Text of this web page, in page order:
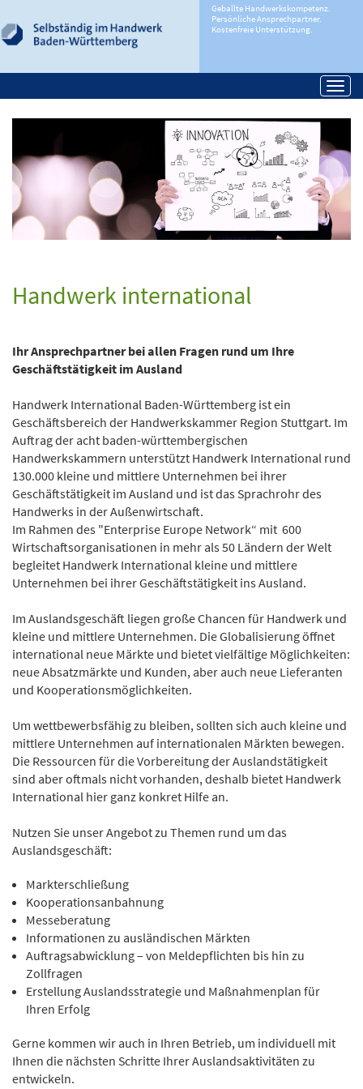
Geballte Handwerkskompetenz.
Persönliche Ansprechpartner.
Kostenfreie Unterstützung.
Handwerk international
Ihr Ansprechpartner bei allen Fragen rund um Ihre
Geschäftstätigkeit im Ausland
Handwerk International Baden-Württemberg ist ein
Geschäftsbereich der Handwerkskammer Region Stuttgart. Im
Auftrag der acht baden-württembergischen
Handwerkskammern unterstützt Handwerk International rund
130.000 kleine und mittlere Unternehmen bei ihrer
Geschäftstätigkeit im Ausland und ist das Sprachrohr des
Handwerks in der Außenwirtschaft.
Im Rahmen des "Enterprise Europe Network“ mit 600
Wirtschaftsorganisationen in mehr als 50 Ländern der Welt
begleitet Handwerk International kleine und mittlere
Unternehmen bei ihrer Geschäftstätigkeit ins Ausland.
Im Auslandsgeschäft liegen große Chancen für Handwerk und
kleine und mittlere Unternehmen. Die Globalisierung öffnet
international neue Märkte und bietet vielfältige Möglichkeiten:
neue Absatzmärkte und Kunden, aber auch neue Lieferanten
und Kooperationsmöglichkeiten.
Um wettbewerbsfähig zu bleiben, sollten sich auch kleine und
mittlere Unternehmen auf internationalen Märkten bewegen.
Die Ressourcen für die Vorbereitung der Auslandstätigkeit
sind aber oftmals nicht vorhanden, deshalb bietet Handwerk
International hier ganz konkret Hilfe an.
Nutzen Sie unser Angebot zu Themen rund um das
Auslandsgeschäft:
Markterschließung
Kooperationsanbahnung
Messeberatung
Informationen zu ausländischen Märkten
Auftragsabwicklung – von Meldepflichten bis hin zu
Zollfragen
Erstellung Auslandsstrategie und Maßnahmenplan für
Ihren Erfolg
Gerne kommen wir auch in Ihren Betrieb, um individuell mit
Ihnen die nächsten Schritte Ihrer Auslandsaktivitäten zu
entwickeln.